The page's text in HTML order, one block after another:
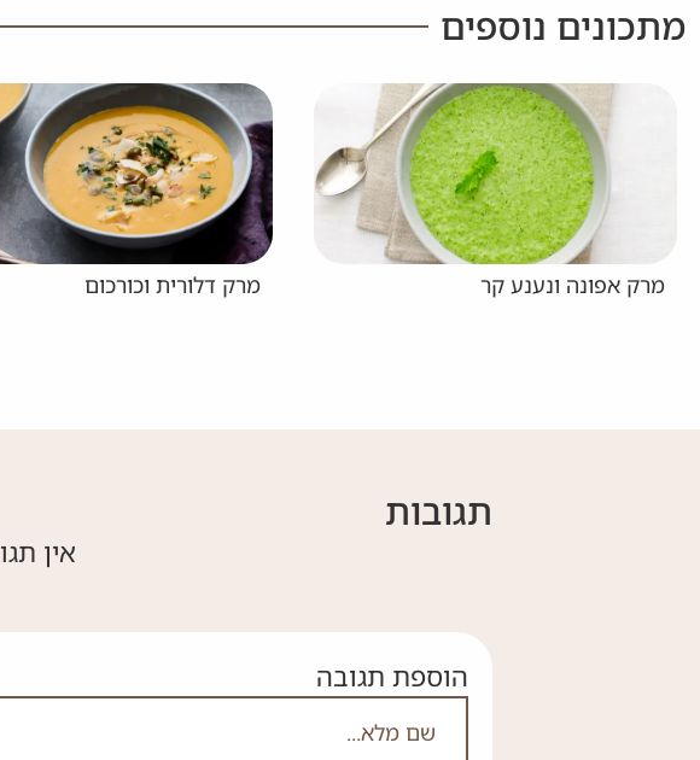
מתכונים נוספים
מרק דלורית וכורכום
מרק עדשים אדומות עם
תגובות
אין
אם אתה לא רובוט אל תמלא את השדה הזה
הוספת תגובה
שם מלא